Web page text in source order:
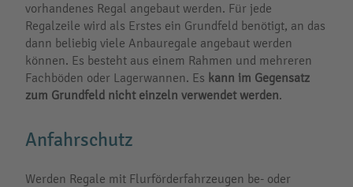
vorhandenes Regal angebaut werden. Für jede
Regalzeile wird als Erstes ein Grundfeld benötigt, an das
dann beliebig viele Anbauregale angebaut werden
können. Es besteht aus einem Rahmen und mehreren
Fachböden oder Lagerwannen. Es kann im Gegensatz
zum Grundfeld nicht einzeln verwendet werden.
Anfahrschutz
Werden Regale mit Flurförderfahrzeugen be- oder